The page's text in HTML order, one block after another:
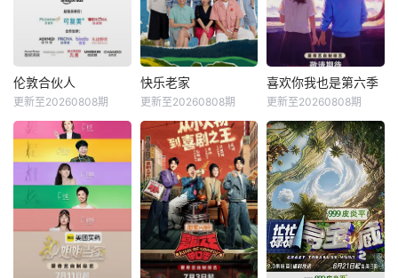
伦敦合伙人
更新至20260808期
快乐老家
更新至20260808期
喜欢你我也是第六季
更新至20260808期